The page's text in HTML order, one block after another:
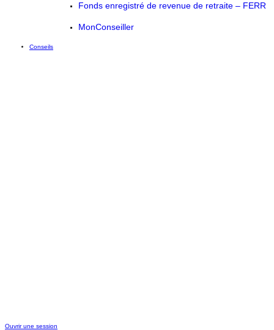
Fonds enregistré de revenue de retraite – FERR
MonConseiller
Conseils
Ouvrir une session